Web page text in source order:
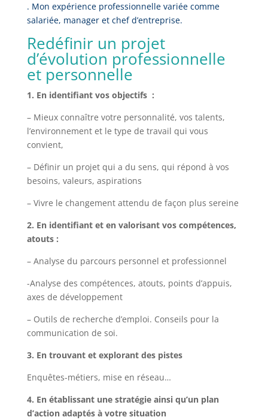
. Mon expérience professionnelle variée comme
salariée, manager et chef d’entreprise.
Redéfinir un projet
d’évolution professionnelle
et personnelle
1. En identifiant vos objectifs :
– Mieux connaître votre personnalité, vos talents,
l’environnement et le type de travail qui vous
convient,
– Définir un projet qui a du sens, qui répond à vos
besoins, valeurs, aspirations
– Vivre le changement attendu de façon plus sereine
2. En identifiant et en valorisant vos compétences,
atouts :
– Analyse du parcours personnel et professionnel
-Analyse des compétences, atouts, points d’appuis,
axes de développement
– Outils de recherche d’emploi. Conseils pour la
communication de soi.
3. En trouvant et explorant des pistes
Enquêtes-métiers, mise en réseau…
4. En établissant une stratégie ainsi qu’un plan
d’action adaptés à votre situation